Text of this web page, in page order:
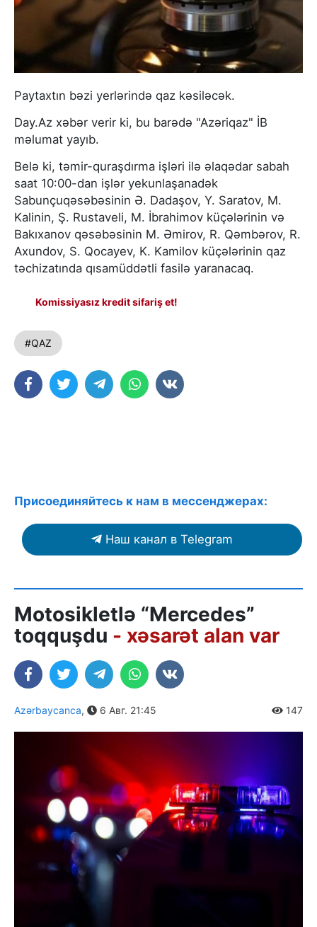
Paytaxtın bəzi yerlərində qaz kəsiləcək.
Day.Az xəbər verir ki, bu barədə "Azəriqaz" İB
məlumat yayıb.
Belə ki, təmir-quraşdırma işləri ilə əlaqədar sabah
saat 10:00-dan işlər yekunlaşanadək
Sabunçuqəsəbəsinin Ə. Dadaşov, Y. Saratov, M.
Kalinin, Ş. Rustaveli, M. İbrahimov küçələrinin və
Bakıxanov qəsəbəsinin M. Əmirov, R. Qəmbərov, R.
Axundov, S. Qocayev, K. Kamilov küçələrinin qaz
təchizatında qısamüddətli fasilə yaranacaq.
Komissiyasız kredit sifariş et!
#QAZ
Присоединяйтесь к нам в мессенджерах:
Наш канал в Telegram
Motosikletlə “Mercedes”
toqquşdu - xəsarət alan var
Azərbaycanca, 6 Авг. 21:45 147